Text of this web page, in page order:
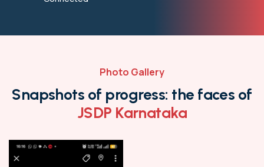
Photo Gallery
Snapshots of progress: the faces of
JSDP Karnataka